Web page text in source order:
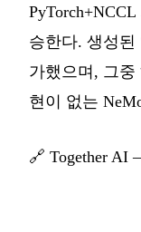
승한다. 생성
가했으며, 그
현이 없는
🔗 Together AI